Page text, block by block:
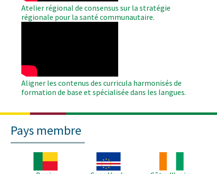
Atelier régional de consensus sur la stratégie
régionale pour la santé communautaire.
Aligner les contenus des curricula harmonisés de
formation de base et spécialisée dans les langues.
Pays membre
Image